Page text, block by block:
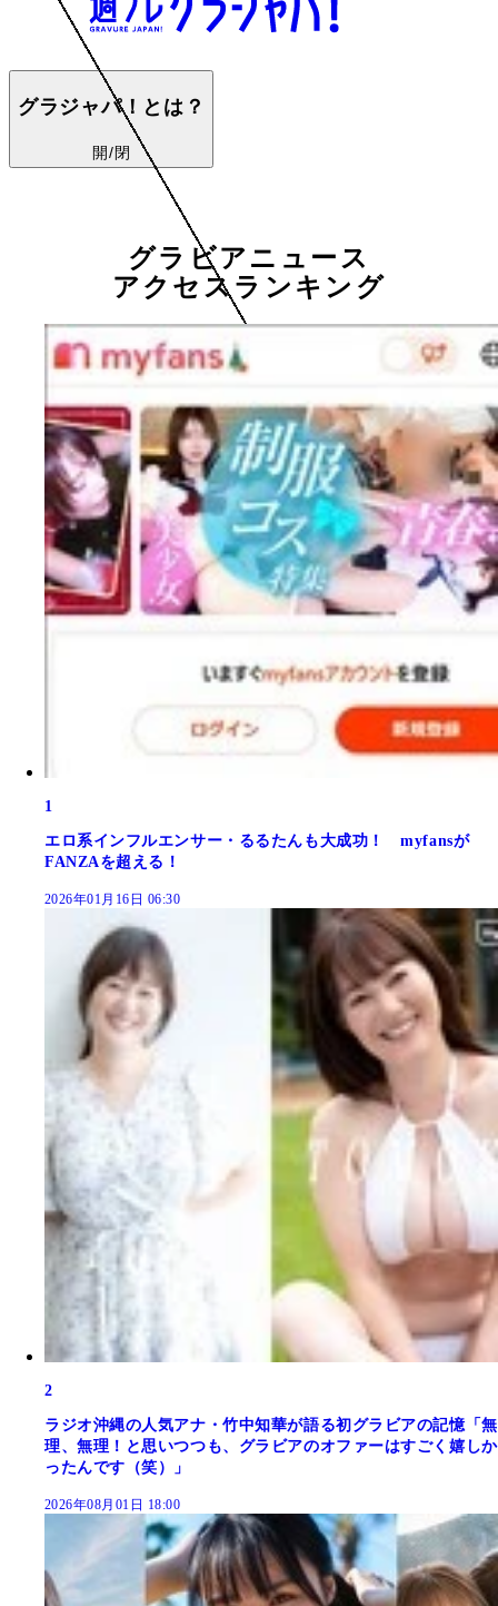
グラジャパ！とは？
開/閉
グラビアニュース
アクセスランキング
1
エロ系インフルエンサー・るるたんも大成功！ myfansが
FANZAを超える！
2026年01月16日 06:30
2
ラジオ沖縄の人気アナ・竹中知華が語る初グラビアの記憶「無
理、無理！と思いつつも、グラビアのオファーはすごく嬉しか
ったんです（笑）」
2026年08月01日 18:00